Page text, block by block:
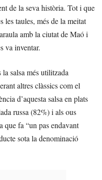
de la seva història. Tot i que
les taules, més de la meitat
amb la ciutat de Maó i
va inventar.
salsa més utilitzada
altres clàssics com el
d’aquesta salsa en plats
russa (82%) i als ous
que fa “un pas endavant
sota la denominació